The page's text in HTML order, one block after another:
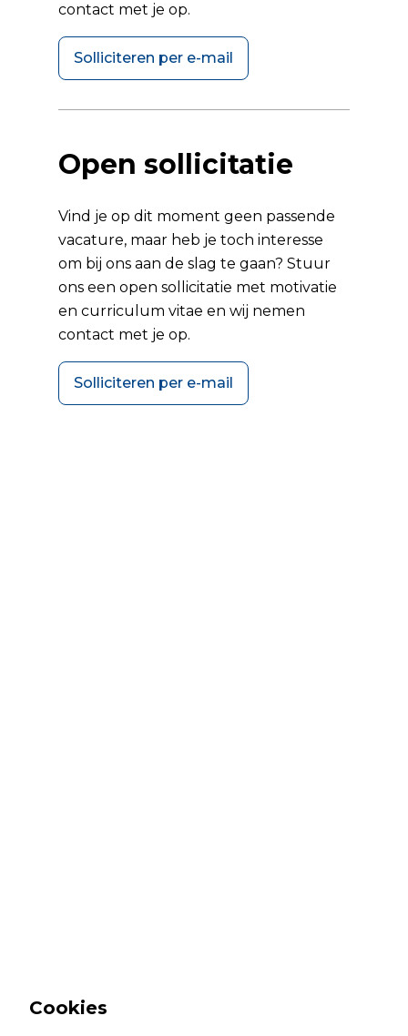
contact met je op.
Solliciteren per e-mail
Open sollicitatie
Vind je op dit moment geen passende
vacature, maar heb je toch interesse
om bij ons aan de slag te gaan? Stuur
ons een open sollicitatie met motivatie
en curriculum vitae en wij nemen
contact met je op.
Solliciteren per e-mail
Cookies